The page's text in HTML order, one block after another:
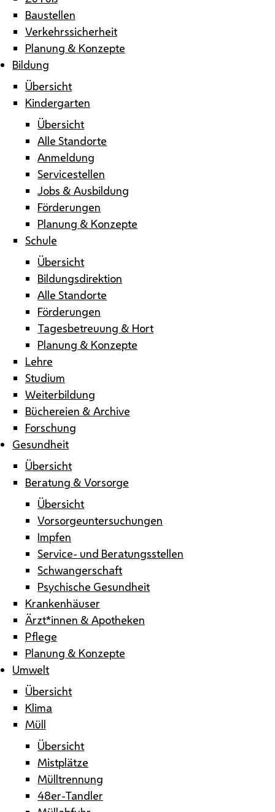
Baustellen
Verkehrssicherheit
Planung & Konzepte
Bildung
Übersicht
Kindergarten
Übersicht
Alle Standorte
Anmeldung
Servicestellen
Jobs & Ausbildung
Förderungen
Planung & Konzepte
Schule
Übersicht
Bildungsdirektion
Alle Standorte
Förderungen
Tagesbetreuung & Hort
Planung & Konzepte
Lehre
Studium
Weiterbildung
Büchereien & Archive
Forschung
Gesundheit
Übersicht
Beratung & Vorsorge
Übersicht
Vorsorgeuntersuchungen
Impfen
Service- und Beratungsstellen
Schwangerschaft
Psychische Gesundheit
Krankenhäuser
Ärzt*innen & Apotheken
Pflege
Planung & Konzepte
Umwelt
Übersicht
Klima
Müll
Übersicht
Mistplätze
Mülltrennung
48er-Tandler